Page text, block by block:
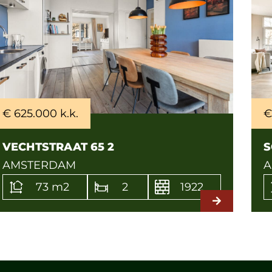
€ 625.000 k.k.
VECHTSTRAAT 65 2
AMSTERDAM
73 m2
2 1922